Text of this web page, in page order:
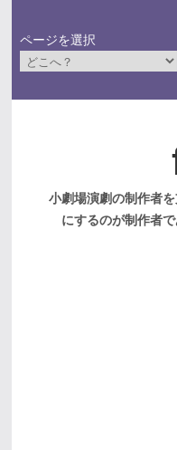
ページを選択
小劇場演劇の制作者
にするのが制作者